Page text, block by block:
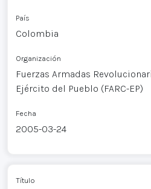
País
Colombia
Organización
Fuerzas Armadas
Ejército del Pueblo (FARC-EP)
Fecha
2005-03-24
Título